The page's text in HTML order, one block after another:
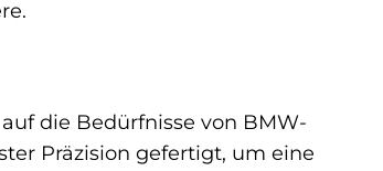
die Bedürfnisse von BMW-
Präzision gefertigt, um eine